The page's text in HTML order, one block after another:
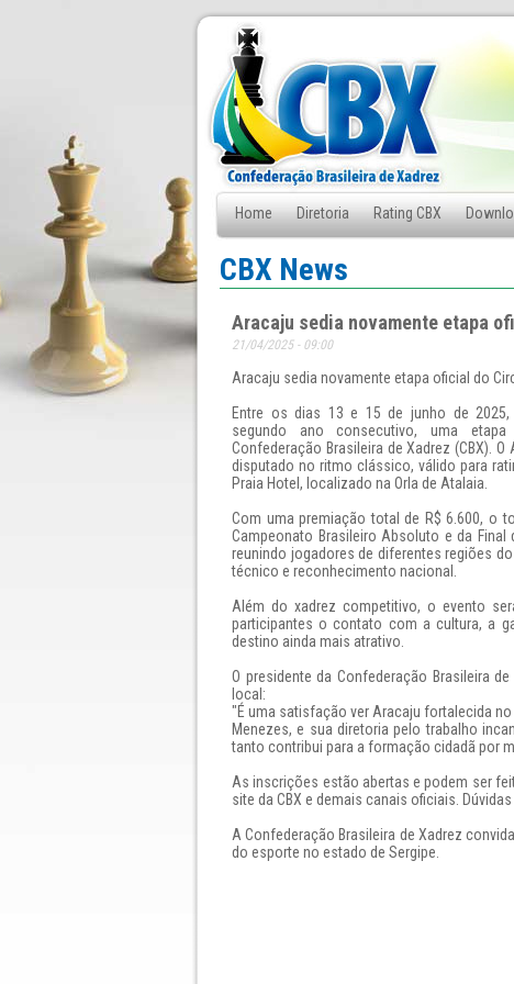
Home Diretoria Rating CBX
Fale Conosco
CBX News
Aracaju sedia novamente etapa
21/04/2025 - 09:00
Aracaju sedia novamente etapa oficial do
Entre os dias 13 e 15 de junho de
segundo ano consecutivo, uma
Confederação Brasileira de Xadrez (CBX).
disputado no ritmo clássico, válido para
Praia Hotel, localizado na Orla de Atalaia.
Com uma premiação total de R$ 6.600, o
Campeonato Brasileiro Absoluto e da Final
reunindo jogadores de diferentes regiões
técnico e reconhecimento nacional.
Além do xadrez competitivo, o evento
participantes o contato com a cultura, a
destino ainda mais atrativo.
O presidente da Confederação Brasileira
local:
"É uma satisfação ver Aracaju fortalecida
Menezes, e sua diretoria pelo trabalho
tanto contribui para a formação cidadã por
As inscrições estão abertas e podem ser
site da CBX e demais canais oficiais.
A Confederação Brasileira de Xadrez
do esporte no estado de Sergipe.